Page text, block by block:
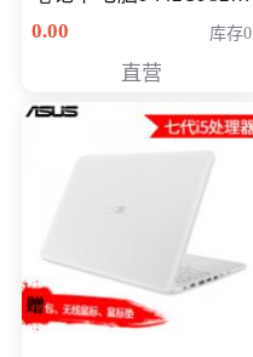
八代独显轻薄办公商务
0.00 库存0
直营